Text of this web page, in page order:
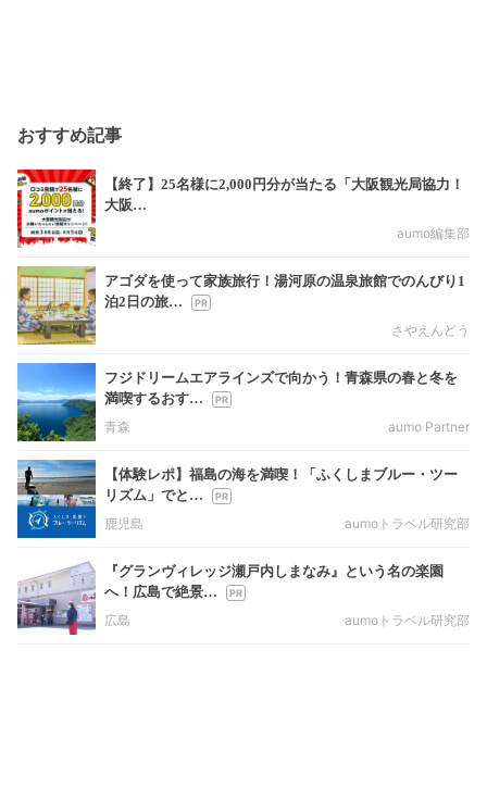
おすすめ記事
【終了】25名様に2,000円分が当たる「大阪観光局協力！
大阪…
aumo編集部
アゴダを使って家族旅行！湯河原の温泉旅館でのんびり1
泊2日の旅…
さやえんどう
フジドリームエアラインズで向かう！青森県の春と冬を
満喫するおす…
青森
aumo Partner
【体験レポ】福島の海を満喫！「ふくしまブルー・ツー
リズム」でと…
鹿児島
aumoトラベル研究部
『グランヴィレッジ瀬戸内しまなみ』という名の楽園
へ！広島で絶景…
広島
aumoトラベル研究部